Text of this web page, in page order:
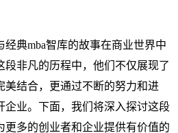
典mba智库的故事在商业世界中
段非凡的历程中，他们不仅展现了
美结合，更通过不断的努力和进
企业。下面，我们将深入探讨这段
更多的创业者和企业提供有价值的